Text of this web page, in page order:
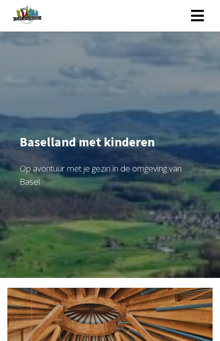
Baselland met kinderen
Op avontuur met je gezin in de omgeving van
Basel